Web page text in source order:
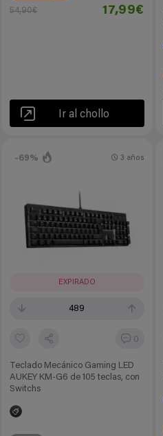
54,90€ 17,99€
Ir al chollo
-69%
EXPIRADO
489
0
Teclado Mecánico Gaming LED
AUKEY KM-G6 de 105 teclas, con
Switchs
3 años